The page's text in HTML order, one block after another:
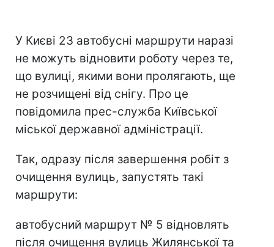
У Києві 23 автобусні маршрути наразі
не можуть відновити роботу через те,
що вулиці, якими вони пролягають, ще
не розчищені від снігу. Про це
повідомила прес-служба Київської
міської державної адміністрації.
Так, одразу після завершення робіт з
очищення вулиць, запустять такі
маршрути:
автобусний маршрут № 5 відновлять
після очищення вулиць Жилянської та